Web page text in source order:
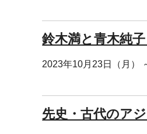
鈴木満と青木純
2023年10月23日（月）
先史・古代のア